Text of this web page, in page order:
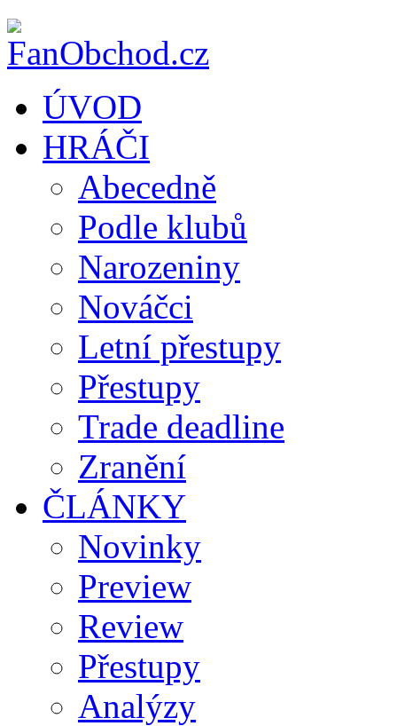
ÚVOD
HRÁČI
Abecedně
Podle klubů
Narozeniny
Nováčci
Letní přestupy
Přestupy
Trade deadline
Zranění
ČLÁNKY
Novinky
Preview
Review
Přestupy
Analýzy